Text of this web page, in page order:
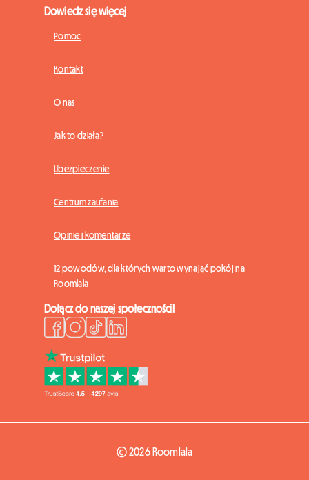
Dowiedz się więcej
Pomoc
Kontakt
O nas
Jak to działa?
Ubezpieczenie
Centrum zaufania
Opinie i komentarze
12 powodów, dla których warto wynająć pokój na
Roomlala
Dołącz do naszej społeczności!
© 2026 Roomlala